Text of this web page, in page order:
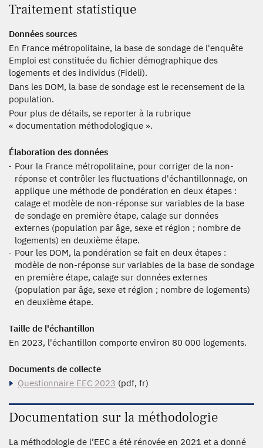
Traitement statistique
Données sources
En France métropolitaine, la base de sondage de l'enquête
Emploi est constituée du fichier démographique des
logements et des individus (Fideli).
Dans les DOM, la base de sondage est le recensement de la
population.
Pour plus de détails, se reporter à la rubrique
« documentation méthodologique ».
Élaboration des données
Pour la France métropolitaine, pour corriger de la non-
réponse et contrôler les fluctuations d'échantillonnage, on
applique une méthode de pondération en deux étapes :
calage et modèle de non-réponse sur variables de la base
de sondage en première étape, calage sur données
externes (population par âge, sexe et région ; nombre de
logements) en deuxième étape.
Pour les DOM, la pondération se fait en deux étapes :
modèle de non-réponse sur variables de la base de sondage
en première étape, calage sur données externes
(population par âge, sexe et région ; nombre de logements)
en deuxième étape.
Taille de l'échantillon
En 2023, l'échantillon comporte environ 80 000 logements.
Documents de collecte
Questionnaire EEC 2023 (pdf, fr)
Documentation sur la méthodologie
La méthodologie de l’EEC a été rénovée en 2021 et a donné